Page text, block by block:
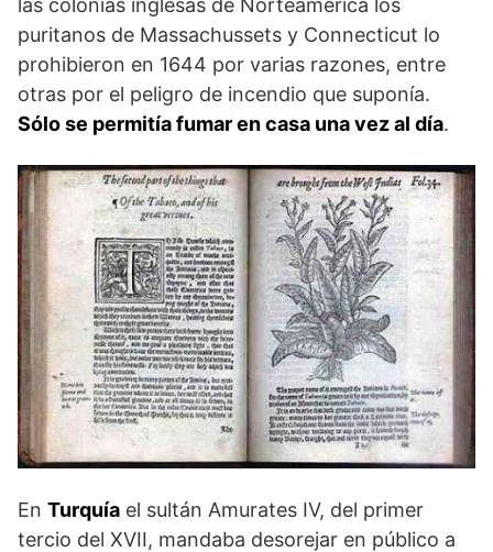
las colonias inglesas de Norteamérica los
puritanos de Massachussets y Connecticut lo
prohibieron en 1644 por varias razones, entre
otras por el peligro de incendio que suponía.
Sólo se permitía fumar en casa una vez al día.
En Turquía el sultán Amurates IV, del primer
tercio del XVII, mandaba desorejar en público a